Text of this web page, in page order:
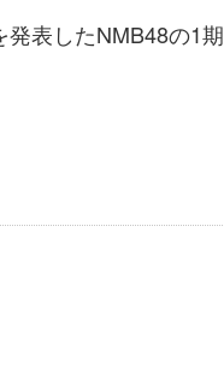
表したNMB48の1期